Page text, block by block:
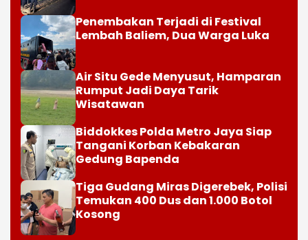
Penembakan Terjadi di Festival
Lembah Baliem, Dua Warga Luka
Air Situ Gede Menyusut, Hamparan
Rumput Jadi Daya Tarik
Wisatawan
Biddokkes Polda Metro Jaya Siap
Tangani Korban Kebakaran
Gedung Bapenda
Tiga Gudang Miras Digerebek, Polisi
Temukan 400 Dus dan 1.000 Botol
Kosong